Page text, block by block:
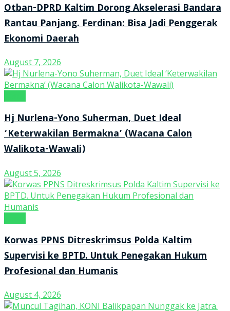
Otban-DPRD Kaltim Dorong Akselerasi Bandara
Rantau Panjang. Ferdinan: Bisa Jadi Penggerak
Ekonomi Daerah
August 7, 2026
Hj Nurlena-Yono Suherman, Duet Ideal
‘Keterwakilan Bermakna’ (Wacana Calon
Walikota-Wawali)
August 5, 2026
Korwas PPNS Ditreskrimsus Polda Kaltim
Supervisi ke BPTD. Untuk Penegakan Hukum
Profesional dan Humanis
August 4, 2026